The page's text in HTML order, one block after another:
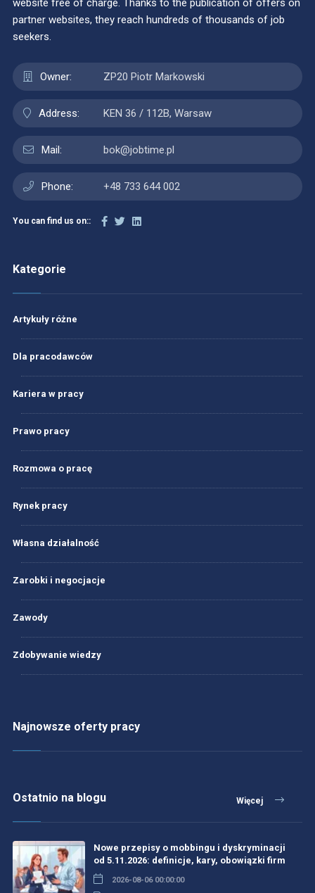
website free of charge. Thanks to the publication of offers on
partner websites, they reach hundreds of thousands of job
seekers.
Owner: ZP20 Piotr Markowski
Address: KEN 36 / 112B, Warsaw
Mail: bok@jobtime.pl
Phone: +48 733 644 002
You can find us on::
Kategorie
Artykuły różne
Dla pracodawców
Kariera w pracy
Prawo pracy
Rozmowa o pracę
Rynek pracy
Własna działalność
Zarobki i negocjacje
Zawody
Zdobywanie wiedzy
Najnowsze oferty pracy
Ostatnio na blogu Więcej
Nowe przepisy o mobbingu i dyskryminacji
od 5.11.2026: definicje, kary, obowiązki firm
2026-08-06 00:00:00